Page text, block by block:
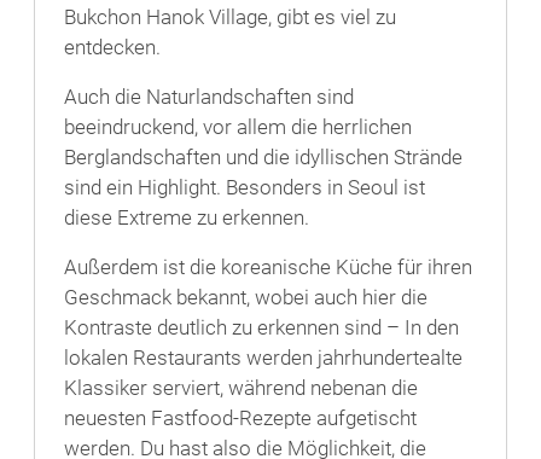
Bukchon Hanok Village, gibt es viel zu
entdecken.
Auch die Naturlandschaften sind
beeindruckend, vor allem die herrlichen
Berglandschaften und die idyllischen Strände
sind ein Highlight. Besonders in Seoul ist
diese Extreme zu erkennen.
Außerdem ist die koreanische Küche für ihren
Geschmack bekannt, wobei auch hier die
Kontraste deutlich zu erkennen sind – In den
lokalen Restaurants werden jahrhundertealte
Klassiker serviert, während nebenan die
neuesten Fastfood-Rezepte aufgetischt
werden. Du hast also die Möglichkeit, die